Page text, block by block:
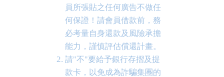
員所張貼之任何廣告不做任
何保證！請會員借款前，務
必考量自身還款及風險承擔
能力，謹慎評估償還計畫。
請"不"要給予銀行存摺及提
款卡，以免成為詐騙集團的